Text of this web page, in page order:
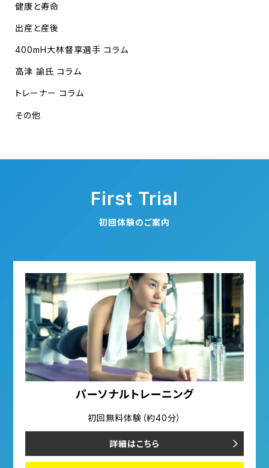
健康と寿命
出産と産後
400mH大林督享選手 コラム
高津 諭氏 コラム
トレーナー コラム
その他
First Trial
初回体験のご案内
パーソナルトレーニング
初回無料体験（約40分）
詳細はこちら